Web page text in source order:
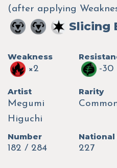
(after applying
Slicing
Weakness
×2
-30
Artist
Megumi
Higuchi
Rarity
Number
182 / 284
National
227